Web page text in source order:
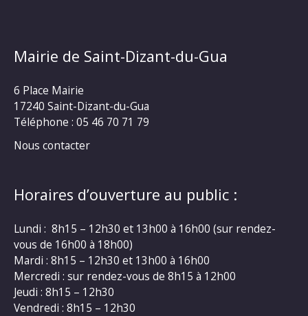
Mairie de Saint-Dizant-du-Gua
6 Place Mairie
17240 Saint-Dizant-du-Gua
Téléphone : 05 46 70 71 79
Nous contacter
Horaires d’ouverture au public :
Lundi : 8h15 – 12h30 et 13h00 à 16h00 (sur rendez-
vous de 16h00 à 18h00)
Mardi : 8h15 – 12h30 et 13h00 à 16h00
Mercredi : sur rendez-vous de 8h15 à 12h00
Jeudi : 8h15 – 12h30
Vendredi : 8h15 – 12h30